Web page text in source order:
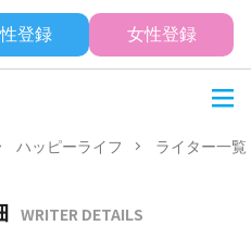
登録 女性登録
ハッピーライフ ライター一覧
WRITER DETAILS